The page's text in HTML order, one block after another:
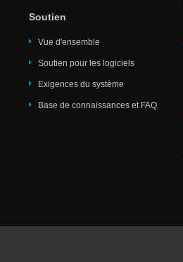
Soutien
Vue d'ensemble
Soutien pour les logiciels
Exigences du système
Base de connaissances et FAQ